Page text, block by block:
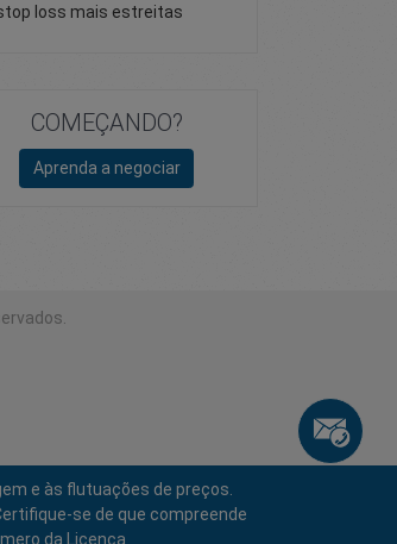
loss mais estreitas
COMEÇANDO?
Aprenda a negociar
e às flutuações de preços.
se de que compreende
da Licença